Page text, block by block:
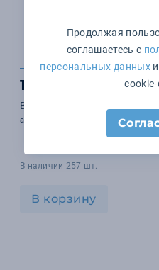
1 236 ₽
Ветровка Shore темно-синяя
арт. 01169318
В наличии 257 шт.
В корзину
Продолжая
соглашаетесь с
персональных данныхи